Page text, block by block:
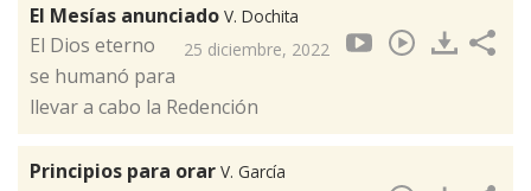
El Mesías anunciado V. Dochita
25 diciembre, 2022
El Dios eterno
se humanó para
llevar a cabo la Redención
Principios para orar V. García